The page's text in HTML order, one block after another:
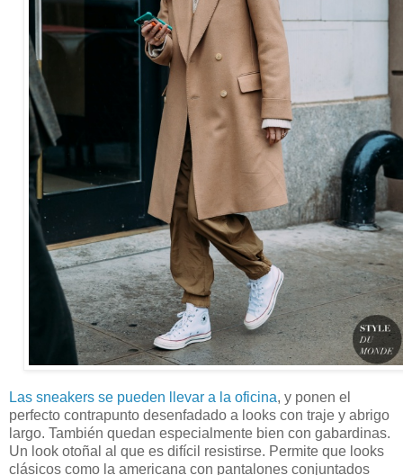
Las sneakers se pueden llevar a la oficina, y ponen el
perfecto contrapunto desenfadado a looks con traje y abrigo
largo. También quedan especialmente bien con gabardinas.
Un look otoñal al que es difícil resistirse. Permite que looks
clásicos como la americana con pantalones conjuntados